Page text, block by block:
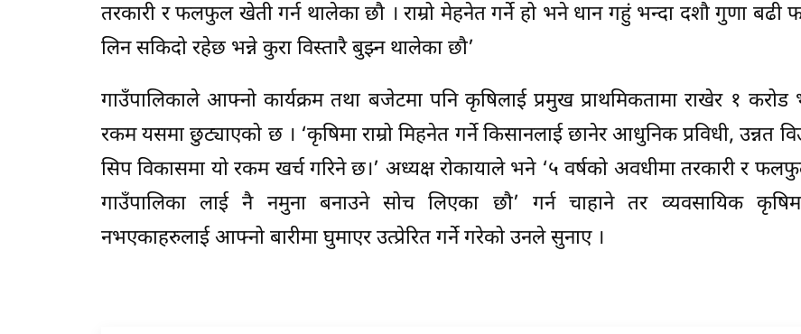
तरकारी र फलफुल खेती गर्न थालेका छौ । राम्रो मेहनेत गर्ने हो भने धान गहुं भन्दा दशौ गुणा बढी
लिन सकिदो रहेछ भन्ने कुरा विस्तारै बुझ्न थालेका छौ’
गाउँपालिकाले आफ्नो कार्यक्रम तथा बजेटमा पनि कृषिलाई प्रमुख प्राथमिकतामा राखेर १ करोड
रकम यसमा छुट्याएको छ । ‘कृषिमा राम्रो मिहनेत गर्ने किसानलाई छानेर आधुनिक प्रविधी, उन्नत
सिप विकासमा यो रकम खर्च गरिने छ।’ अध्यक्ष रोकायाले भने ‘५ वर्षको अवधीमा तरकारी र
गाउँपालिका लाई नै नमुना बनाउने सोच लिएका छौ’ गर्न चाहाने तर व्यवसायिक
नभएकाहरुलाई आफ्नो बारीमा घुमाएर उत्प्रेरित गर्ने गरेको उनले सुनाए ।